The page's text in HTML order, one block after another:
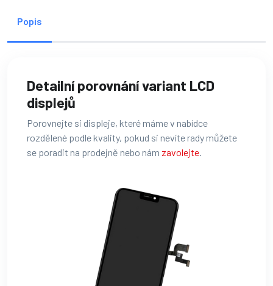
Popis
Detailní porovnání variant LCD
displejů
Porovnejte si displeje, které máme v nabídce
rozdělené podle kvality, pokud si nevíte rady můžete
se poradit na prodejně nebo nám zavolejte.